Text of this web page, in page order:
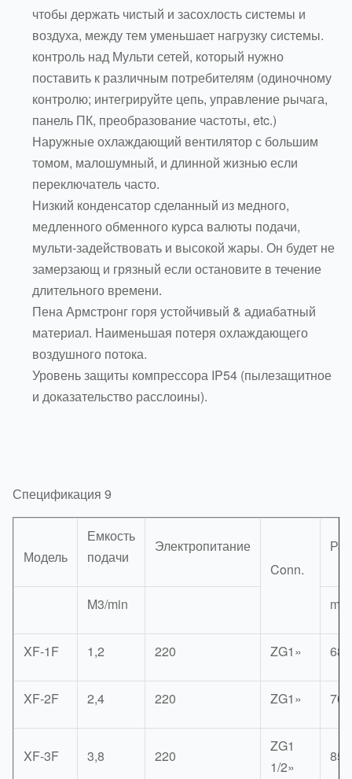
чтобы держать чистый и засохлость системы и
воздуха, между тем уменьшает нагрузку системы.
контроль над Мульти сетей, который нужно
поставить к различным потребителям (одиночному
контролю; интегрируйте цепь, управление рычага,
панель ПК, преобразование частоты, etc.)
Наружные охлаждающий вентилятор с большим
томом, малошумный, и длинной жизнью если
переключатель часто.
Низкий конденсатор сделанный из медного,
медленного обменного курса валюты подачи,
мульти-задействовать и высокой жары. Он будет не
замерзающ и грязный если остановите в течение
длительного времени.
Пена Армстронг горя устойчивый & адиабатный
материал. Наименьшая потеря охлаждающего
воздушного потока.
Уровень защиты компрессора IP54 (пылезащитное
и доказательство расслоины).
Спецификация 9
Модель
Емкость
подачи
Электропитание
Conn.
M3/min mm
XF-1F 1,2 220 ZG1»
XF-2F 2,4 220 ZG1»
XF-3F 3,8 220
ZG1
1/2»